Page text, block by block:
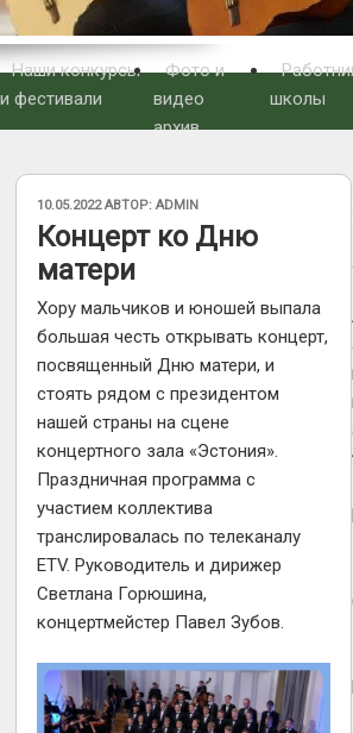
Наши конкурсы
и фестивали
Фото и
видео
архив
школы
ОПУБЛИКОВАНО
10.05.2022АВТОР: ADMIN
Концерт ко Дню
матери
Хору мальчиков и юношей выпала
большая честь открывать концерт,
посвященный Дню матери, и
стоять рядом с президентом
нашей страны на сцене
концертного зала «Эстония».
Праздничная программа с
участием коллектива
транслировалась по телеканалу
ETV. Руководитель и дирижер
Светлана Горюшина,
концертмейстер Павел Зубов.